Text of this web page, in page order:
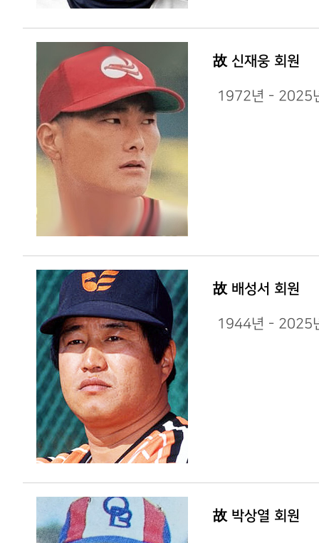
故 신재웅 회원
1972년 - 2025
故 배성서 회원
1944년 - 2025
故 박상열 회원